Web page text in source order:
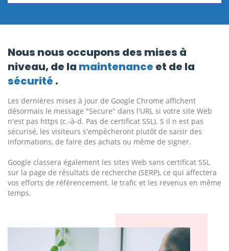
Nous nous occupons des mises à
niveau, de la maintenance et de la
sécurité .
Les dernières mises à jour de Google Chrome affichent
désormais le message "Secure" dans l'URL si votre site Web
n'est pas https (c.-à-d. Pas de certificat SSL). S il n est pas
sécurisé, les visiteurs s'empêcheront plutôt de saisir des
informations, de faire des achats ou même de signer.
Google classera également les sites Web sans certificat SSL
sur la page de résultats de recherche (SERP), ce qui affectera
vos efforts de référencement. le trafic et les revenus en même
temps.